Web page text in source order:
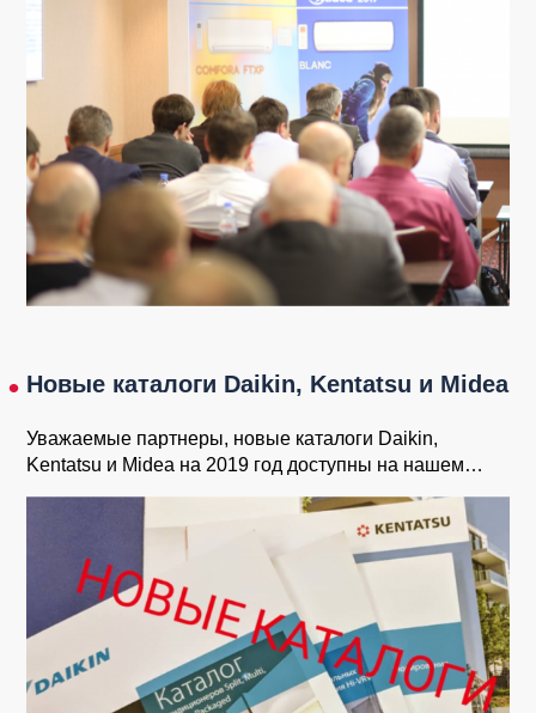
Новые каталоги Daikin, Kentatsu и Midea
Уважаемые партнеры, новые каталоги Daikin,
Kentatsu и Midea на 2019 год доступны на нашем…